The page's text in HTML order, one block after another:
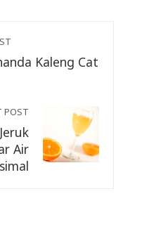
Kaleng Cat
POST
Air